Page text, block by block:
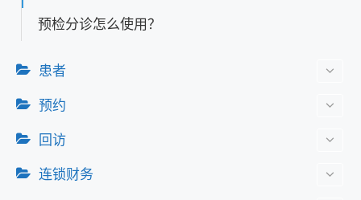
预检分诊怎么使用？
患者
预约
回访
连锁财务